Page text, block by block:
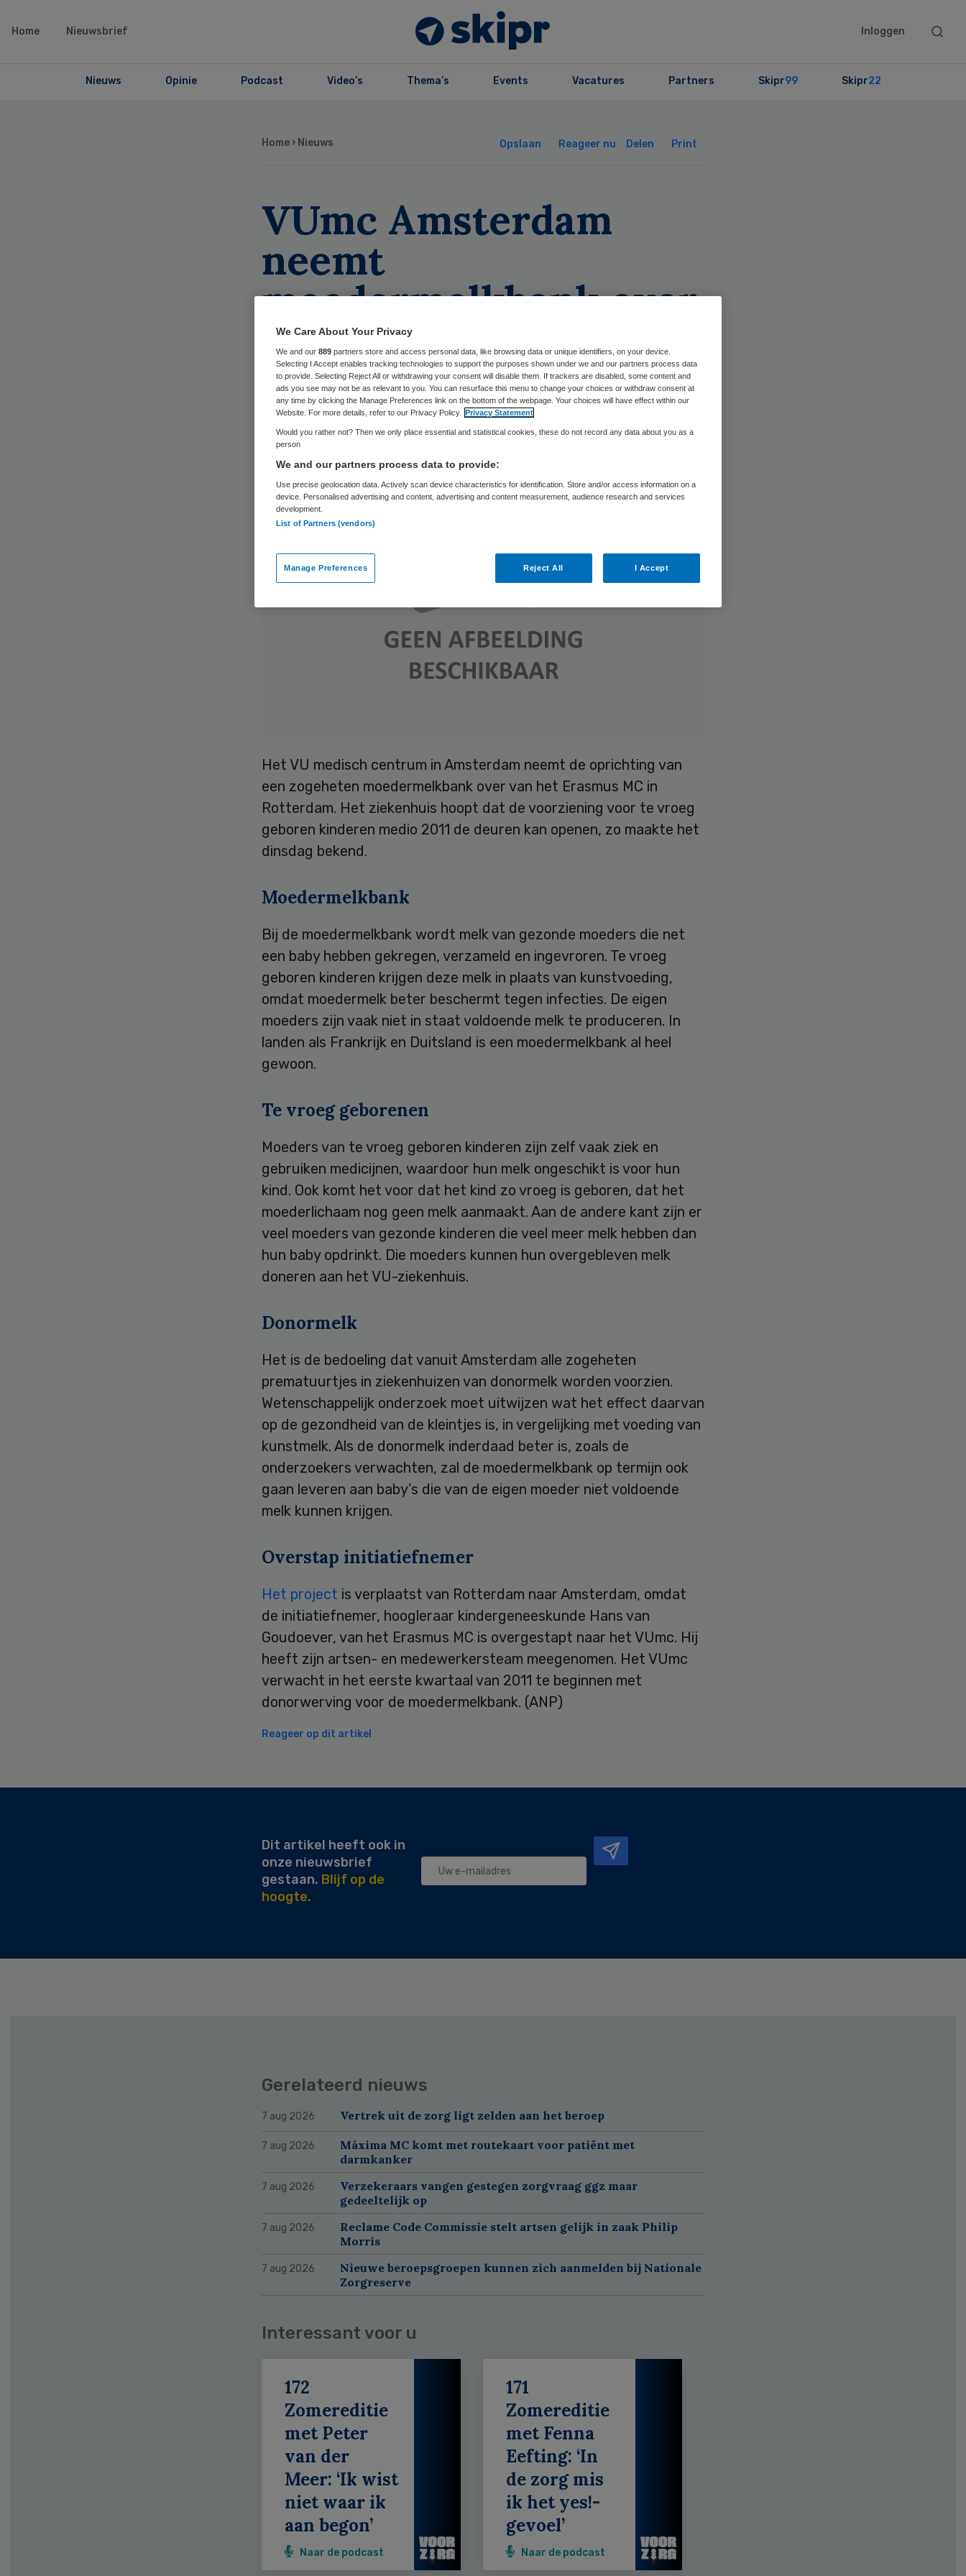
Home Nieuwsbrief Inloggen
Search
Nieuws Opinie Podcast Video’s Thema’s Events Vacatures Partners Skipr99 Skipr22
Home › Nieuws Opslaan Reageer nu Delen Print
VUmc Amsterdam
neemt
moedermelkbank over
Skipr Redactie 21 december 2010,11:04 32 keer gelezen
Het VU medisch centrum in Amsterdam neemt de oprichting van
een zogeheten moedermelkbank over van het Erasmus MC in
Rotterdam. Het ziekenhuis hoopt dat de voorziening voor te vroeg
geboren kinderen medio 2011 de deuren kan openen, zo maakte het
dinsdag bekend.
Moedermelkbank
Bij de moedermelkbank wordt melk van gezonde moeders die net
een baby hebben gekregen, verzameld en ingevroren. Te vroeg
geboren kinderen krijgen deze melk in plaats van kunstvoeding,
omdat moedermelk beter beschermt tegen infecties. De eigen
moeders zijn vaak niet in staat voldoende melk te produceren. In
landen als Frankrijk en Duitsland is een moedermelkbank al heel
gewoon.
Te vroeg geborenen
Moeders van te vroeg geboren kinderen zijn zelf vaak ziek en
gebruiken medicijnen, waardoor hun melk ongeschikt is voor hun
kind. Ook komt het voor dat het kind zo vroeg is geboren, dat het
moederlichaam nog geen melk aanmaakt. Aan de andere kant zijn er
veel moeders van gezonde kinderen die veel meer melk hebben dan
hun baby opdrinkt. Die moeders kunnen hun overgebleven melk
doneren aan het VU-ziekenhuis.
Donormelk
Het is de bedoeling dat vanuit Amsterdam alle zogeheten
prematuurtjes in ziekenhuizen van donormelk worden voorzien.
Wetenschappelijk onderzoek moet uitwijzen wat het effect daarvan
op de gezondheid van de kleintjes is, in vergelijking met voeding van
kunstmelk. Als de donormelk inderdaad beter is, zoals de
onderzoekers verwachten, zal de moedermelkbank op termijn ook
gaan leveren aan baby’s die van de eigen moeder niet voldoende
melk kunnen krijgen.
Overstap initiatiefnemer
Het project is verplaatst van Rotterdam naar Amsterdam, omdat
de initiatiefnemer, hoogleraar kindergeneeskunde Hans van
Goudoever, van het Erasmus MC is overgestapt naar het VUmc. Hij
heeft zijn artsen- en medewerkersteam meegenomen. Het VUmc
verwacht in het eerste kwartaal van 2011 te beginnen met
donorwerving voor de moedermelkbank. (ANP)
Reageer op dit artikel
Secondary
Dit artikel heeft ook in
onze nieuwsbrief
gestaan. Blijf op de
hoogte.
Gerelateerd nieuws
7 aug 2026 Vertrek uit de zorg ligt zelden aan het beroep
7 aug 2026
Máxima MC komt met routekaart voor patiënt met
darmkanker
7 aug 2026
Verzekeraars vangen gestegen zorgvraag ggz maar
gedeeltelijk op
7 aug 2026
Reclame Code Commissie stelt artsen gelijk in zaak Philip
Morris
7 aug 2026
Nieuwe beroepsgroepen kunnen zich aanmelden bij Nationale
Zorgreserve
Interessant voor u
172
Zomereditie
met Peter
van der
Meer: ‘Ik wist
niet waar ik
aan begon’
Naar de podcast
171
Zomereditie
met Fenna
Eefting: ‘In
de zorg mis
ik het yes!-
gevoel’
Naar de podcast
We Care About Your Privacy
We and our 889 partners store and access personal data, like browsing data or unique identifiers, on your device.
Selecting I Accept enables tracking technologies to support the purposes shown under we and our partners process data
to provide. Selecting Reject All or withdrawing your consent will disable them. If trackers are disabled, some content and
ads you see may not be as relevant to you. You can resurface this menu to change your choices or withdraw consent at
any time by clicking the Manage Preferences link on the bottom of the webpage. Your choices will have effect within our
Website. For more details, refer to our Privacy Policy. Privacy Statement
Would you rather not? Then we only place essential and statistical cookies, these do not record any data about you as a
person
We and our partners process data to provide:
Use precise geolocation data. Actively scan device characteristics for identification. Store and/or access information on a
device. Personalised advertising and content, advertising and content measurement, audience research and services
development.
List of Partners (vendors)
Manage Preferences Reject All I Accept